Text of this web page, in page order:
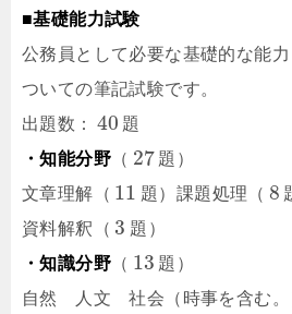
■基礎能力試験
公務員として必要な基礎的な能
ついての筆記試験です。
出題数：
40 題
・知能分野 （ 27 題 ）
文章理解（ 11 題）課題処理（ 8
資料解釈（ 3 題 ）
・知識分野 （ 13 題 ）
自然 人文 社会（時事を含む。